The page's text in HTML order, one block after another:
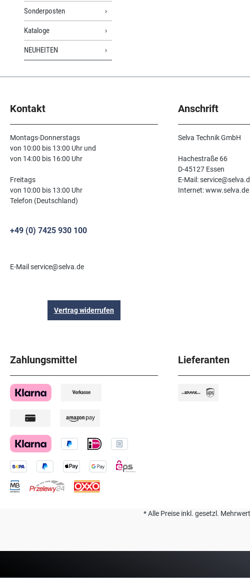
Sonderposten
Kataloge
NEUHEITEN
Kontakt
Montags-Donnerstags
von 10:00 bis 13:00 Uhr und
von 14:00 bis 16:00 Uhr
Freitags
von 10:00 bis 13:00 Uhr
Telefon (Deutschland)
+49 (0) 7425 930 100
E-Mail service@selva.de
Vertrag widerrufen
Anschrift
Selva Technik GmbH
Hachestraße 66
D-45127 Essen
E-Mail:
Internet: www.selva.de
Zahlungsmittel Lieferanten
* Alle Preise inkl. gesetzl.